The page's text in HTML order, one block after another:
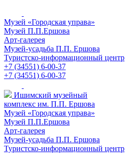
Музей «Городская управа»
Музей П.П.Ершова
Арт-галерея
Музей-усадьба П.П. Ершова
Туристско-информационный центр
+7 (34551) 6-00-37
+7 (34551) 6-00-37
Ишимский музейный
комплекс им. П.П. Ершова
Музей «Городская управа»
Музей П.П.Ершова
Арт-галерея
Музей-усадьба П.П. Ершова
Туристско-информационный центр